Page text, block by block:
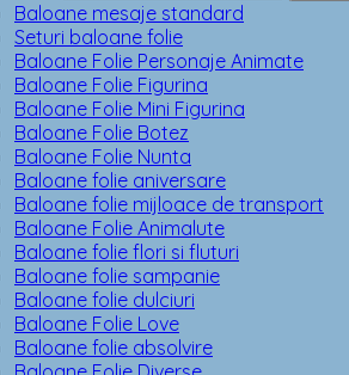
Baloane mesaje standard
Seturi baloane folie
Baloane Folie Personaje Animate
Baloane Folie Figurina
Baloane Folie Mini Figurina
Baloane Folie Botez
Baloane Folie Nunta
Baloane folie aniversare
Baloane folie mijloace de transport
Baloane Folie Animalute
Baloane folie flori si fluturi
Baloane folie sampanie
Baloane folie dulciuri
Baloane Folie Love
Baloane folie absolvire